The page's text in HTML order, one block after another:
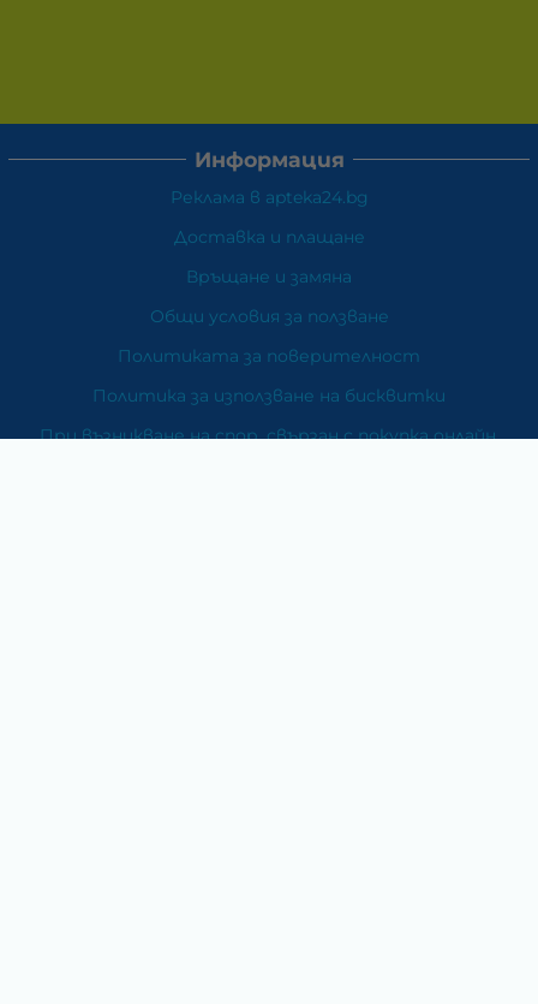
Информация
Реклама в apteka24.bg
Доставка и плащане
Връщане и замяна
Общи условия за ползване
Политиката за поверителност
Политика за използване на бисквитки
При възникване на спор, свързан с покупка онлайн,